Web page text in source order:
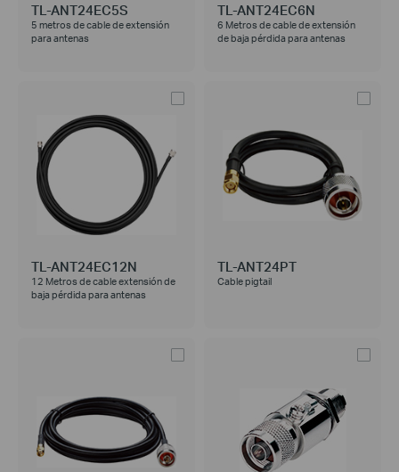
TL-ANT24EC5S
5 metros de cable de extensión
para antenas
TL-ANT24EC6N
6 Metros de cable de extensión
de baja pérdida para antenas
TL-ANT24EC12N
12 Metros de cable extensión de
baja pérdida para antenas
TL-ANT24PT
Cable pigtail